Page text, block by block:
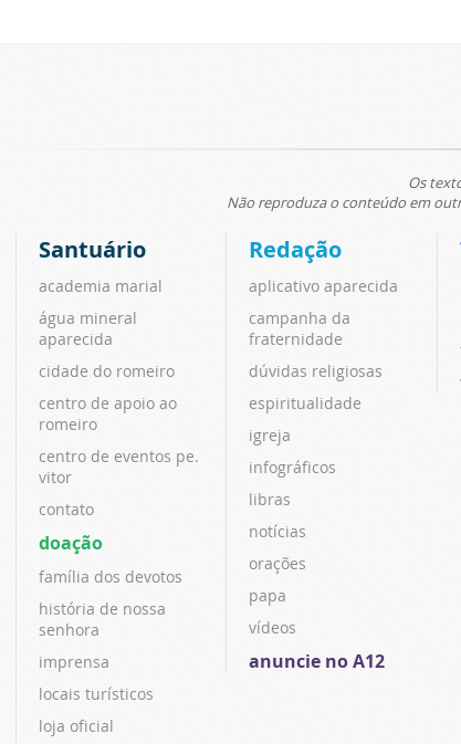
Os
Não reproduza o conteúdo em
Santuário
academia marial
água mineral
aparecida
cidade do romeiro
centro de apoio ao
romeiro
centro de eventos pe.
vitor
contato
doação
família dos devotos
história de nossa
senhora
imprensa
locais turísticos
loja oficial
Redação
aplicativo aparecida
campanha da
fraternidade
dúvidas religiosas
espiritualidade
igreja
infográficos
libras
notícias
orações
papa
vídeos
anuncie no A12